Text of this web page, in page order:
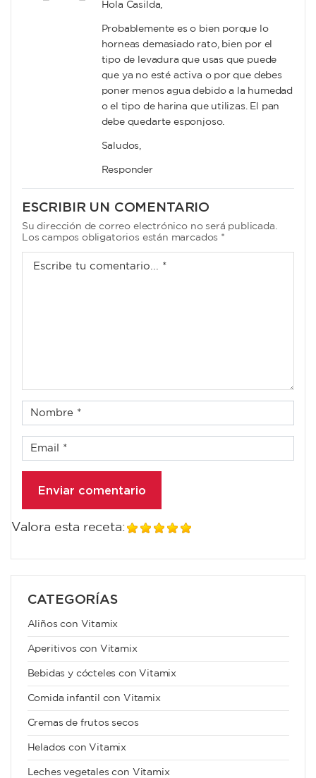
Hola Casilda,
Probablemente es o bien porque lo
horneas demasiado rato, bien por el
tipo de levadura que usas que puede
que ya no esté activa o por que debes
poner menos agua debido a la humedad
o el tipo de harina que utilizas. El pan
debe quedarte esponjoso.
Saludos,
Responder
ESCRIBIR UN COMENTARIO
Su dirección de correo electrónico no será publicada.
Los campos obligatorios están marcados *
Valora esta receta:
CATEGORÍAS
Aliños con Vitamix
Aperitivos con Vitamix
Bebidas y cócteles con Vitamix
Comida infantil con Vitamix
Cremas de frutos secos
Helados con Vitamix
Leches vegetales con Vitamix